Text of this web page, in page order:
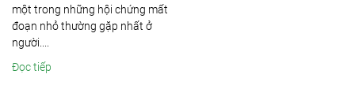
một trong những hội chứng mất
đoạn nhỏ thường gặp nhất ở
người....
Đọc tiếp